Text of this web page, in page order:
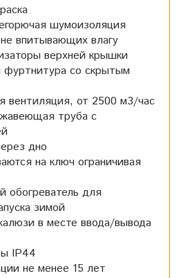
шумоизоляция
впитывающих влагу
верхней крышки
со скрытым
вентиляция, от 2500 м3/час
труба с
дно
на ключ ограничивая
обогреватель для
зимой
в месте ввода/вывода
IP44
не менее 15 лет